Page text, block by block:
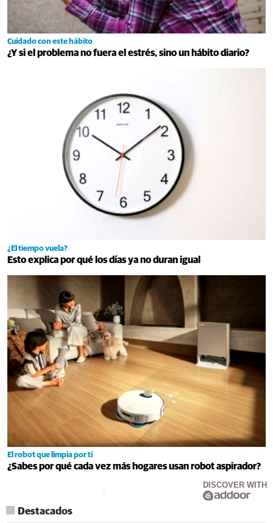
Cuidado con este hábito
¿Y si el problema no fuera el estrés, sino un hábito diario?
¿El tiempo vuela?
Esto explica por qué los días ya no duran igual
El robot que limpia por ti
¿Sabes por qué cada vez más hogares usan robot aspirador?
DISCOVER WITH
Destacados